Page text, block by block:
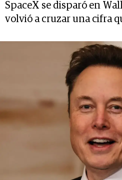
SpaceX se disparó en
volvió a cruzar una cifra